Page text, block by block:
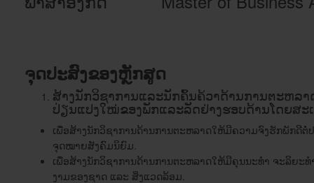
ຈຸດປະສົງຂອງຫຼັກສູດ
ສ້າງນັກວິຊາການແລະນັກຄົ້ນຄ້ວາດ້ານການຕະຫລ
ປ່ຽນແປງໃໝ່ຂອງພັກແລະລັດຢ່າງຮອບດ້ານໂດຍສະ
ເພື່ອສ້າງນັກວິຊາການດ້ານການຕະຫລາດໃຫ້ມີຄວາມຈົງຮັກພັກດີ
ຈຸດໝາຍສັງຄົມນິຍົມ.
ເພື່ອສ້າງນັກວິຊາການດ້ານການຕະຫລາດໃຫ້ມີຄຸນນະທຳ ຈະລິຍ
ງາມຂອງຊາດ ແລະ ສິ່ງແວດລ້ອມ.